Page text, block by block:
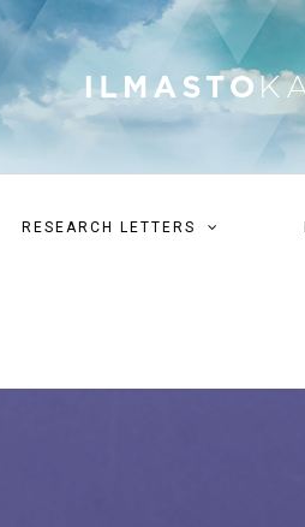
RESEARCH LETTERS